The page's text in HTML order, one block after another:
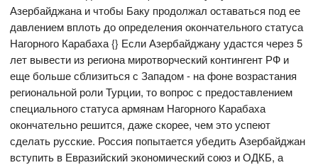
Азербайджана и чтобы Баку продолжал оставаться под ее
давлением вплоть до определения окончательного статуса
Нагорного Карабаха {} Если Азербайджану удастся через 5
лет вывести из региона миротворческий контингент РФ и
еще больше сблизиться с Западом - на фоне возрастания
региональной роли Турции, то вопрос с предоставлением
специального статуса армянам Нагорного Карабаха
окончательно решится, даже скорее, чем это успеют
сделать русские. Россия попытается убедить Азербайджан
вступить в Евразийский экономический союз и ОДКБ, а